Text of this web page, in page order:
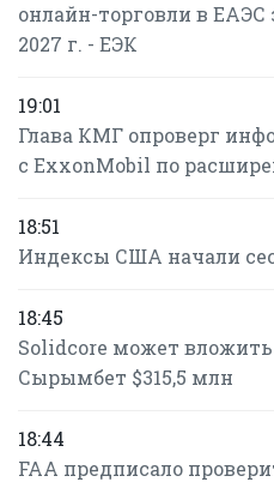
онлайн-торговли в ЕАЭС
2027 г. - ЕЭК
19:01
Глава КМГ опроверг
с ExxonMobil по
18:51
Индексы США начали
18:45
Solidcore может
Сырымбет $315,5 млн
18:44
FAA предписало